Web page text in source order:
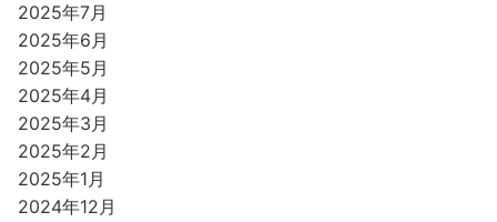
2025年7月
2025年6月
2025年5月
2025年4月
2025年3月
2025年2月
2025年1月
2024年12月